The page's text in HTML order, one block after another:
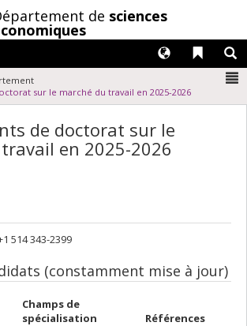
de sciences
Liens
Langues
sur le marché du travail en 2025-2026
de doctorat sur le
en 2025-2026
514 343-2399
(constamment mise à jour)
Champs de
spécialisation
Références